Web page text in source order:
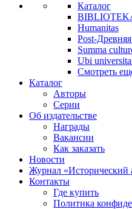
Каталог
Humanitas
Post-
Summa
Ubi
Смотреть
Каталог
Авторы
Серии
Об издательстве
Награды
Вакансии
Как заказать
Новости
Журнал «Исторический
Контакты
Где купить
Политика